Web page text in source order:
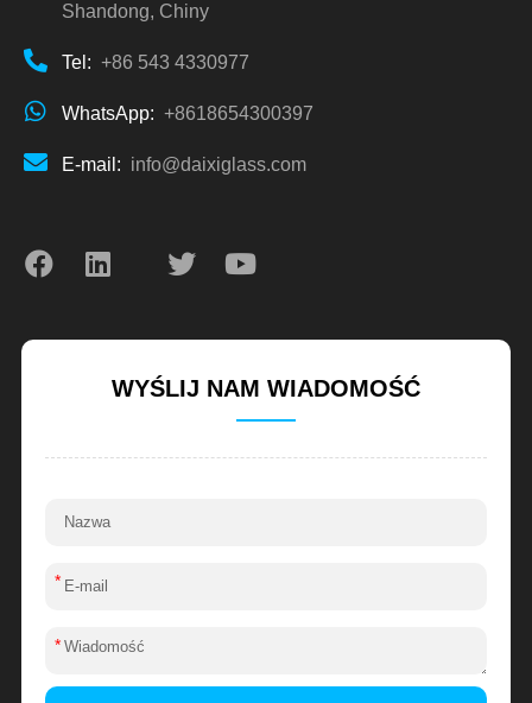
Shandong, Chiny
Tel: +86 543 4330977
WhatsApp: +8618654300397
E-mail: info@daixiglass.com
WYŚLIJ NAM WIADOMOŚĆ
*
*